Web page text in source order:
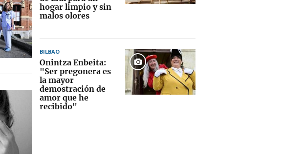
hogar limpio y sin
malos olores
BILBAO
Onintza Enbeita:
"Ser pregonera es
la mayor
demostración de
amor que he
recibido"